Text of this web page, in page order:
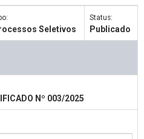
Seletivos
Status:
Publicado
Nº 003/2025